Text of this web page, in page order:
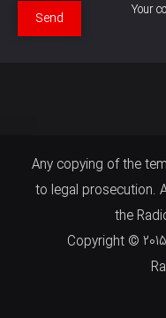
Your
Send
Any copying of the
to legal prosecution.
the
Copyright ©